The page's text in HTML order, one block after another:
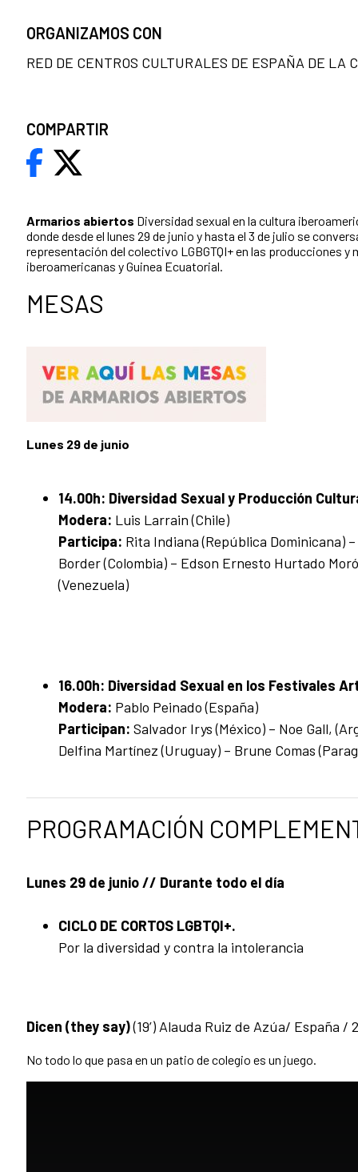
Armarios abiertos Diversidad sexual en la cultura
donde desde el lunes 29 de junio y hasta el 3 de julio se
representación del colectivo LGBGTQI+ en las producciones
iberoamericanas y Guinea Ecuatorial.
MESAS
Lunes 29 de junio
14.00h: Diversidad Sexual y Producción
Modera: Luis Larrain (Chile)
Participa: Rita Indiana (República Dominicana)
Border (Colombia) – Edson Ernesto Hurtado
(Venezuela)
16.00h: Diversidad Sexual en los Festivales
Modera: Pablo Peinado (España)
Participan: Salvador Irys (México) – Noe Gall,
Delfina Martínez (Uruguay) – Brune Comas
PROGRAMACIÓN
Lunes 29 de junio // Durante todo el día
CICLO DE CORTOS LGBTQI+.
Por la diversidad y contra la intolerancia
Dicen (they say)(19’) Alauda Ruiz de Azúa/ España /
No todo lo que pasa en un patio de colegio es un juego.
ORGANIZAMOS CON
RED DE CENTROS CULTURALES DE ESPAÑA DE LA
COMPARTIR